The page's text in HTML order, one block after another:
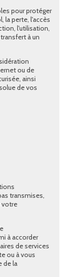
pour protéger
la perte, l'accès
l'utilisation,
à un
ou de
ainsi
de vos
transmises,
votre
à accorder
de services
ou à vous
de la